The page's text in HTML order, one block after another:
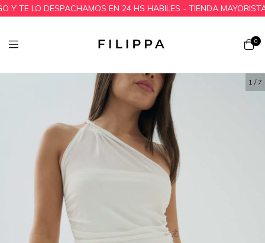
LO DESPACHAMOS EN 24 HS HABILES - TIENDA MAYORISTA
0
1 /7